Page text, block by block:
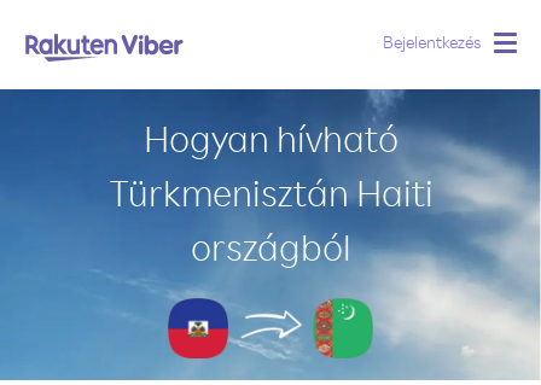
Bejelentkezés
Hogyan hívható
Türkmenisztán Haiti
országból